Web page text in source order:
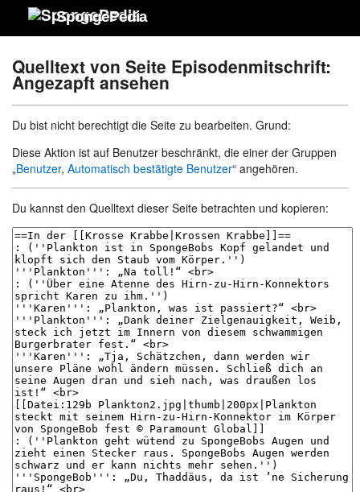
SpongePedia
Quelltext von Seite Episodenmitschrift:
Angezapft ansehen
Du bist nicht berechtigt die Seite zu bearbeiten. Grund:
Diese Aktion ist auf Benutzer beschränkt, die einer der Gruppen
„Benutzer, Automatisch bestätigte Benutzer“ angehören.
Du kannst den Quelltext dieser Seite betrachten und kopieren: